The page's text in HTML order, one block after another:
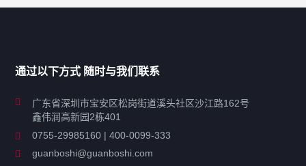
工业超声波清洗设备
特种超声波洗净产品
通过以下方式 随时与我们联系
广东省深圳市宝安区松岗街道溪头社区沙江路162号
鑫伟润高新园2栋401
0755-29985160 | 400-0099-333
guanboshi@guanboshi.com